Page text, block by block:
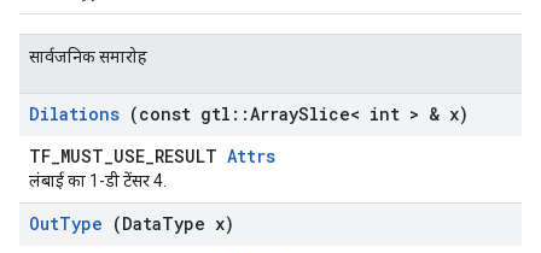
सार्वजनिक समारोह
Dilations (const gtl ::ArraySlice< int > & x)
TF_MUST_USE_RESULT Attrs
लंबाई का 1-डी टेंसर 4.
OutType (DataType x)